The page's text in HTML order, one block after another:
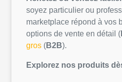
soyez particulier ou
marketplace répond à vos
options de vente en détail (
gros (B2B).
Explorez nos produits